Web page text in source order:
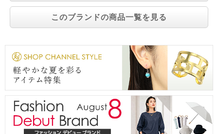
このブランドの商品一覧を見る